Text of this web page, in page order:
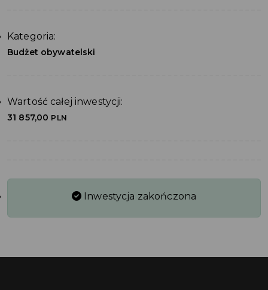
Kategoria:
Budżet obywatelski
Wartość całej inwestycji:
31 857,00 PLN
Inwestycja zakończona